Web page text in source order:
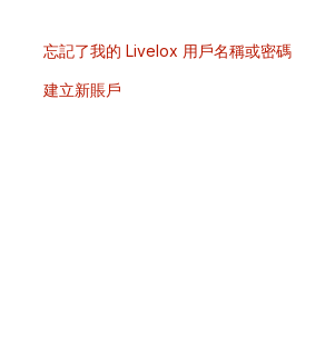
忘記了我的 Livelox 用戶名稱或密碼
建立新賬戶